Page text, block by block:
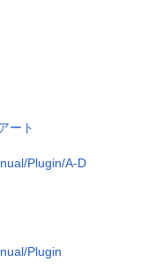
ート
Plugin/A-D
Plugin